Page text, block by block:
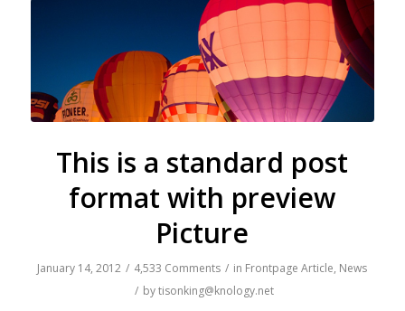
This is a standard post
format with preview
Picture
January 14, 2012 / 4,533 Comments / in Frontpage Article, News
/ bytisonking@knology.net